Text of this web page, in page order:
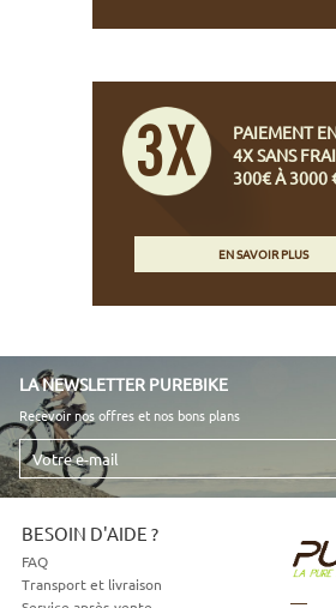
PAIEMENT
4X SANS
300€ À 3000
EN SAVOIR PLUS
LA NEWSLETTER PUREBIKE
Recevoir nos offres et nos bons plans
Votre
e-
mail
BESOIN D'AIDE ?
FAQ
Transport et livraison